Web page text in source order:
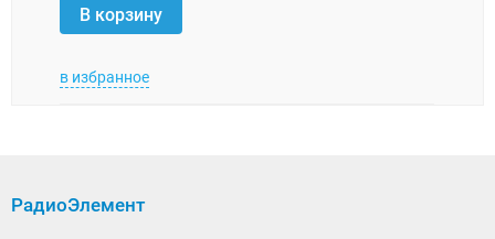
В корзину
в избранное
РадиоЭлемент